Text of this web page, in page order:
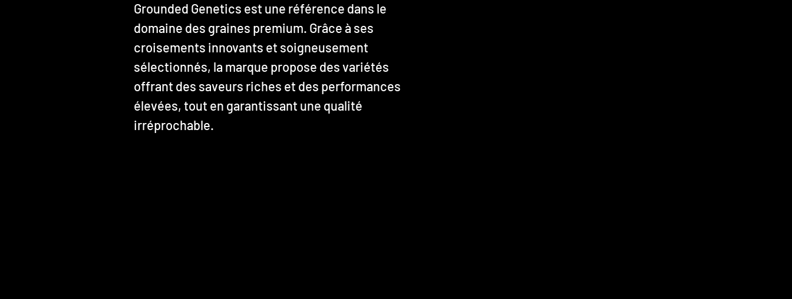
Grounded Genetics est une référence dans le
domaine des graines premium. Grâce à ses
croisements innovants et soigneusement
sélectionnés, la marque propose des variétés
offrant des saveurs riches et des performances
élevées, tout en garantissant une qualité
irréprochable.